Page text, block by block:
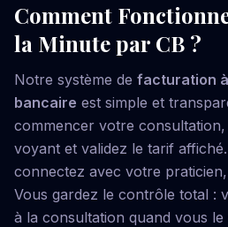
Comment
la Minute par CB ?
Notre système de facturation
bancaire est simple et
commencer votre
voyant et validez le tarif
connectez avec votre
Vous gardez le contrôle total :
à la consultation quand vous